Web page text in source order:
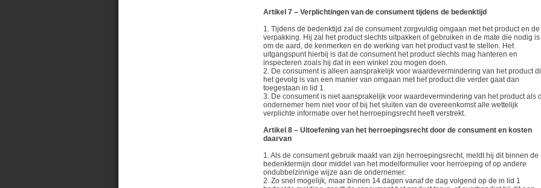
Artikel 7 – Verplichtingen van de consument tijdens de bedenktijd
1. Tijdens de bedenktijd zal de consument zorgvuldig omgaan met het product en de
verpakking. Hij zal het product slechts uitpakken of gebruiken in de mate die nodig is
om de aard, de kenmerken en de werking van het product vast te stellen. Het
uitgangspunt hierbij is dat de consument het product slechts mag hanteren en
inspecteren zoals hij dat in een winkel zou mogen doen.
2. De consument is alleen aansprakelijk voor waardevermindering van het product
het gevolg is van een manier van omgaan met het product die verder gaat dan
toegestaan in lid 1.
3. De consument is niet aansprakelijk voor waardevermindering van het product als
ondernemer hem niet voor of bij het sluiten van de overeenkomst alle wettelijk
verplichte informatie over het herroepingsrecht heeft verstrekt.
Artikel 8 – Uitoefening van het herroepingsrecht door de consument en kosten
daarvan
1. Als de consument gebruik maakt van zijn herroepingsrecht, meldt hij dit binnen de
bedenktermijn door middel van het modelformulier voor herroeping of op andere
ondubbelzinnige wijze aan de ondernemer.
2. Zo snel mogelijk, maar binnen 14 dagen vanaf de dag volgend op de in lid 1